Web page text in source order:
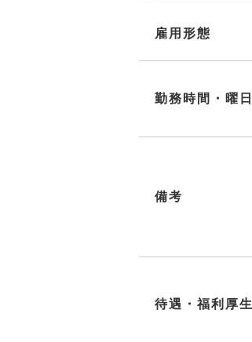
雇用形態
勤務時間・曜日
備考
待遇・福利厚生